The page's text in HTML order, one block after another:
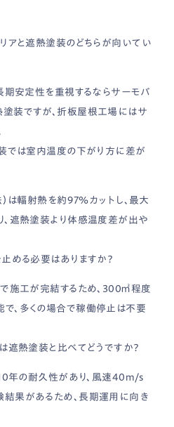
アと遮熱塗装のどちらが向いてい
期安定性を重視するならサーモバ
塗装ですが、折板屋根工場にはサ
では室内温度の下がり方に差が
は輻射熱を約97％カットし、最大
遮熱塗装より体感温度差が出や
める必要はありますか？
施工が完結するため、300㎡程度
、多くの場合で稼働停止は不要
遮熱塗装と比べてどうですか？
年の耐久性があり、風速40m/s
結果があるため、長期運用に向き